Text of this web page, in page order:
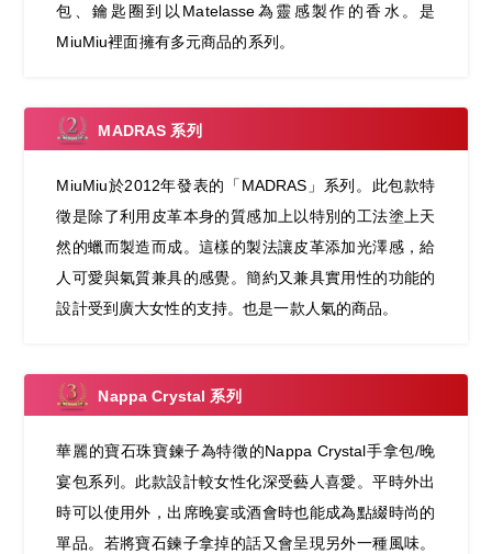
包、鑰匙圈到以Matelasse為靈感製作的香水。是
MiuMiu裡面擁有多元商品的系列。
MADRAS 系列
MiuMiu於2012年發表的「MADRAS」系列。此包款特
徵是除了利用皮革本身的質感加上以特別的工法塗上天
然的蠟而製造而成。這樣的製法讓皮革添加光澤感，給
人可愛與氣質兼具的感覺。簡約又兼具實用性的功能的
設計受到廣大女性的支持。也是一款人氣的商品。
Nappa Crystal 系列
華麗的寶石珠寶鍊子為特徵的Nappa Crystal手拿包/晚
宴包系列。此款設計較女性化深受藝人喜愛。平時外出
時可以使用外，出席晚宴或酒會時也能成為點綴時尚的
單品。若將寶石鍊子拿掉的話又會呈現另外一種風味。